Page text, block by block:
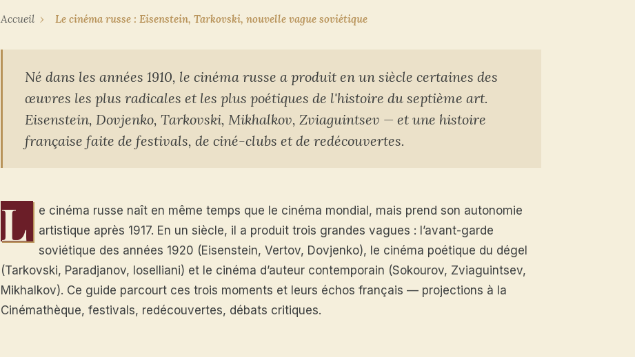
Accueil › Le cinéma russe : Eisenstein, Tarkovski, nouvelle vague soviétique
Né dans les années 1910, le cinéma russe a produit en un siècle certaines des
œuvres les plus radicales et les plus poétiques de l'histoire du septième art.
Eisenstein, Dovjenko, Tarkovski, Mikhalkov, Zviaguintsev — et une histoire
française faite de festivals, de ciné-clubs et de redécouvertes.
L
e cinéma russe naît en même temps que le cinéma mondial, mais prend son autonomie
artistique après 1917. En un siècle, il a produit trois grandes vagues : l’avant-garde
soviétique des années 1920 (Eisenstein, Vertov, Dovjenko), le cinéma poétique du dégel
(Tarkovski, Paradjanov, Ioselliani) et le cinéma d’auteur contemporain (Sokourov, Zviaguintsev,
Mikhalkov). Ce guide parcourt ces trois moments et leurs échos français — projections à la
Cinémathèque, festivals, redécouvertes, débats critiques.